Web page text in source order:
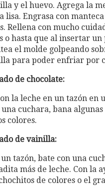
y el huevo. Agrega la
lisa. Engrasa con
Rellena con mucho
o hasta que al insertar
el molde golpeando
para poder enfriar por
de chocolate:
la leche en un tazón
cuchara, bana
colores.
de vainilla:
tazón, bate con una
más de leche. Con la
de colores o el